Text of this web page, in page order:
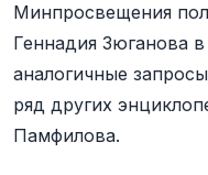
Минпросвещения
Геннадия Зюганова
аналогичные
ряд других
Памфилова.